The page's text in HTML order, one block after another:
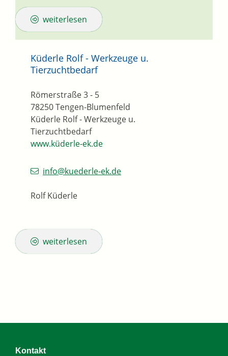
weiterlesen
Küderle Rolf - Werkzeuge u.
Tierzuchtbedarf
Küderle Rolf - Werkzeuge u.
Tierzuchtbedarf
Römerstraße 3 - 5
78250Tengen-Blumenfeld
www.küderle-ek.de
info@kuederle-ek.de
Rolf Küderle
weiterlesen
Kontakt